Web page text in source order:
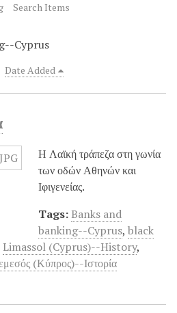
Search Items
Cyprus
Date Added
Η Λαϊκή τράπεζα στη γωνία
των οδών Αθηνών και
Ιφιγενείας.
Tags: Banks and
banking--Cyprus, black
Limassol (Cyprus)--History,
(Κύπρος)--Ιστορία